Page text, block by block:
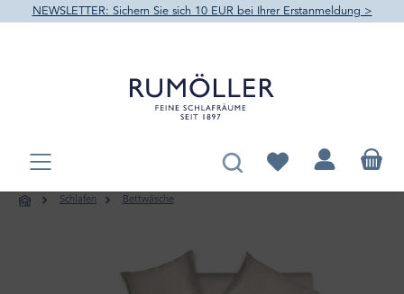
springen
NEWSLETTER: Sichern Sie sich 10 EUR bei Ihrer Erstanmeldung >
Du hast 0 Produkte
Schlafen Bettwäsche